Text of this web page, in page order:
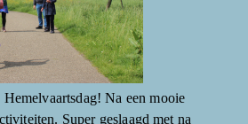
Na een mooie
Super geslaagd met na